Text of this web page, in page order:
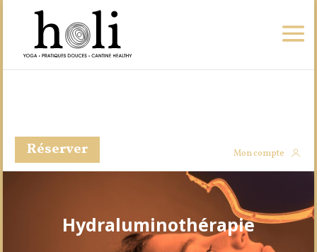
Réserver Mon compte
Hydraluminothérapie